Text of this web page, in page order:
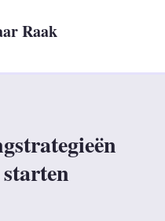
Raak